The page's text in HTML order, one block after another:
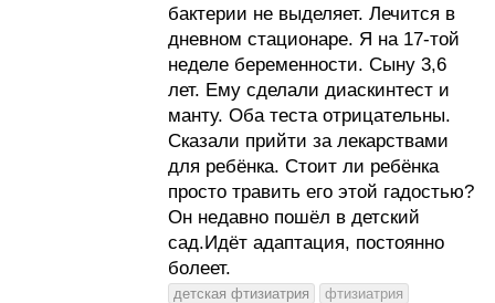
бактерии не выделяет. Лечится в
дневном стационаре. Я на 17-той
неделе беременности. Сыну 3,6
лет. Ему сделали диаскинтест и
манту. Оба теста отрицательны.
Сказали прийти за лекарствами
для ребёнка. Стоит ли ребёнка
просто травить его этой гадостью?
Он недавно пошёл в детский
сад.Идёт адаптация, постоянно
болеет.
детская фтизиатрия
фтизиатрия